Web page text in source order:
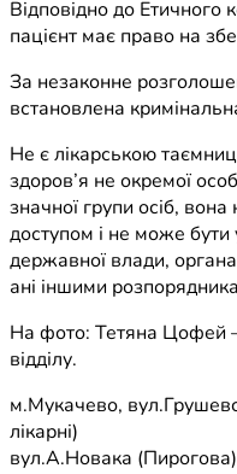
Відповідно до Етичного
пацієнт має право на
За незаконне
встановлена
Не є лікарською
здоров’я не окремої
значної групи осіб,
доступом і не може
державної влади,
ані іншими
На фото: Тетяна Цофей
відділу.
м.Мукачево,
лікарні)
вул.А.Новака (Пирогова)